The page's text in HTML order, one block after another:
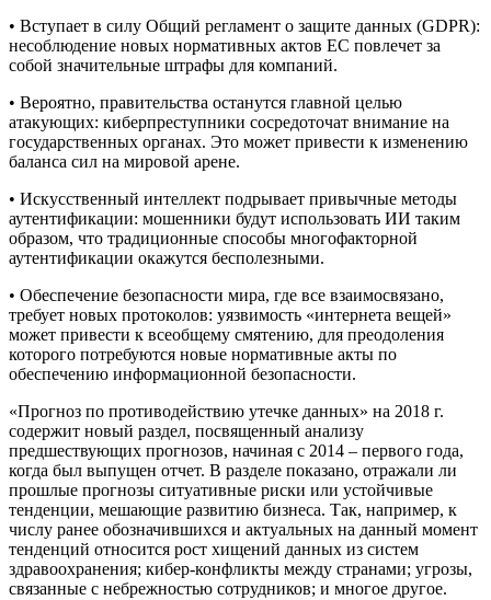
• Вступает в силу Общий регламент о защите данных (GDPR):
несоблюдение новых нормативных актов ЕС повлечет за
собой значительные штрафы для компаний.
• Вероятно, правительства останутся главной целью
атакующих: киберпреступники сосредоточат внимание на
государственных органах. Это может привести к изменению
баланса сил на мировой арене.
• Искусственный интеллект подрывает привычные методы
аутентификации: мошенники будут использовать ИИ таким
образом, что традиционные способы многофакторной
аутентификации окажутся бесполезными.
• Обеспечение безопасности мира, где все взаимосвязано,
требует новых протоколов: уязвимость «интернета вещей»
может привести к всеобщему смятению, для преодоления
которого потребуются новые нормативные акты по
обеспечению информационной безопасности.
«Прогноз по противодействию утечке данных» на 2018 г.
содержит новый раздел, посвященный анализу
предшествующих прогнозов, начиная с 2014 – первого года,
когда был выпущен отчет. В разделе показано, отражали ли
прошлые прогнозы ситуативные риски или устойчивые
тенденции, мешающие развитию бизнеса. Так, например, к
числу ранее обозначившихся и актуальных на данный момент
тенденций относится рост хищений данных из систем
здравоохранения; кибер-конфликты между странами; угрозы,
связанные с небрежностью сотрудников; и многое другое.